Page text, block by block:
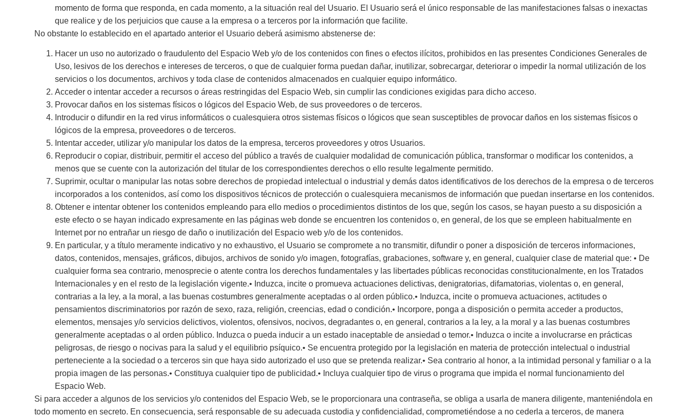
momento de forma que responda, en cada momento, a la situación real del Usuario. El Usuario será el único responsable de las manifestaciones falsas o inexactas
que realice y de los perjuicios que cause a la empresa o a terceros por la información que facilite.
No obstante lo establecido en el apartado anterior el Usuario deberá asimismo abstenerse de:
Hacer un uso no autorizado o fraudulento del Espacio Web y/o de los contenidos con fines o efectos ilícitos, prohibidos en las presentes Condiciones Generales de
Uso, lesivos de los derechos e intereses de terceros, o que de cualquier forma puedan dañar, inutilizar, sobrecargar, deteriorar o impedir la normal utilización de los
servicios o los documentos, archivos y toda clase de contenidos almacenados en cualquier equipo informático.
Acceder o intentar acceder a recursos o áreas restringidas del Espacio Web, sin cumplir las condiciones exigidas para dicho acceso.
Provocar daños en los sistemas físicos o lógicos del Espacio Web, de sus proveedores o de terceros.
Introducir o difundir en la red virus informáticos o cualesquiera otros sistemas físicos o lógicos que sean susceptibles de provocar daños en los sistemas físicos o
lógicos de la empresa, proveedores o de terceros.
Intentar acceder, utilizar y/o manipular los datos de la empresa, terceros proveedores y otros Usuarios.
Reproducir o copiar, distribuir, permitir el acceso del público a través de cualquier modalidad de comunicación pública, transformar o modificar los contenidos, a
menos que se cuente con la autorización del titular de los correspondientes derechos o ello resulte legalmente permitido.
Suprimir, ocultar o manipular las notas sobre derechos de propiedad intelectual o industrial y demás datos identificativos de los derechos de la empresa o de terceros
incorporados a los contenidos, así como los dispositivos técnicos de protección o cualesquiera mecanismos de información que puedan insertarse en los contenidos.
Obtener e intentar obtener los contenidos empleando para ello medios o procedimientos distintos de los que, según los casos, se hayan puesto a su disposición a
este efecto o se hayan indicado expresamente en las páginas web donde se encuentren los contenidos o, en general, de los que se empleen habitualmente en
Internet por no entrañar un riesgo de daño o inutilización del Espacio web y/o de los contenidos.
En particular, y a título meramente indicativo y no exhaustivo, el Usuario se compromete a no transmitir, difundir o poner a disposición de terceros informaciones,
datos, contenidos, mensajes, gráficos, dibujos, archivos de sonido y/o imagen, fotografías, grabaciones, software y, en general, cualquier clase de material que: • De
cualquier forma sea contrario, menosprecie o atente contra los derechos fundamentales y las libertades públicas reconocidas constitucionalmente, en los Tratados
Internacionales y en el resto de la legislación vigente.• Induzca, incite o promueva actuaciones delictivas, denigratorias, difamatorias, violentas o, en general,
contrarias a la ley, a la moral, a las buenas costumbres generalmente aceptadas o al orden público.• Induzca, incite o promueva actuaciones, actitudes o
pensamientos discriminatorios por razón de sexo, raza, religión, creencias, edad o condición.• Incorpore, ponga a disposición o permita acceder a productos,
elementos, mensajes y/o servicios delictivos, violentos, ofensivos, nocivos, degradantes o, en general, contrarios a la ley, a la moral y a las buenas costumbres
generalmente aceptadas o al orden público. Induzca o pueda inducir a un estado inaceptable de ansiedad o temor.• Induzca o incite a involucrarse en prácticas
peligrosas, de riesgo o nocivas para la salud y el equilibrio psíquico.• Se encuentra protegido por la legislación en materia de protección intelectual o industrial
perteneciente a la sociedad o a terceros sin que haya sido autorizado el uso que se pretenda realizar.• Sea contrario al honor, a la intimidad personal y familiar o a la
propia imagen de las personas.• Constituya cualquier tipo de publicidad.• Incluya cualquier tipo de virus o programa que impida el normal funcionamiento del
Espacio Web.
Si para acceder a algunos de los servicios y/o contenidos del Espacio Web, se le proporcionara una contraseña, se obliga a usarla de manera diligente, manteniéndola en
todo momento en secreto. En consecuencia, será responsable de su adecuada custodia y confidencialidad, comprometiéndose a no cederla a terceros, de manera